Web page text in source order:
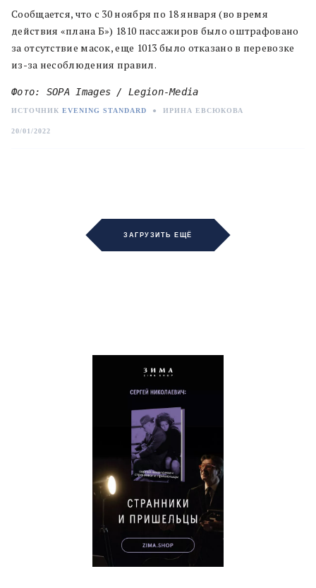
Сообщается, что с 30 ноября по 18 января (во время
действия «плана Б») 1810 пассажиров было оштрафовано
за отсутствие масок, еще 1013 было отказано в перевозке
из-за несоблюдения правил.
Фото: SOPA Images / Legion-Media
ИСТОЧНИК EVENING STANDARD ● ИРИНА ЕВСЮКОВА
20/01/2022
ЗАГРУЗИТЬ ЕЩЁ